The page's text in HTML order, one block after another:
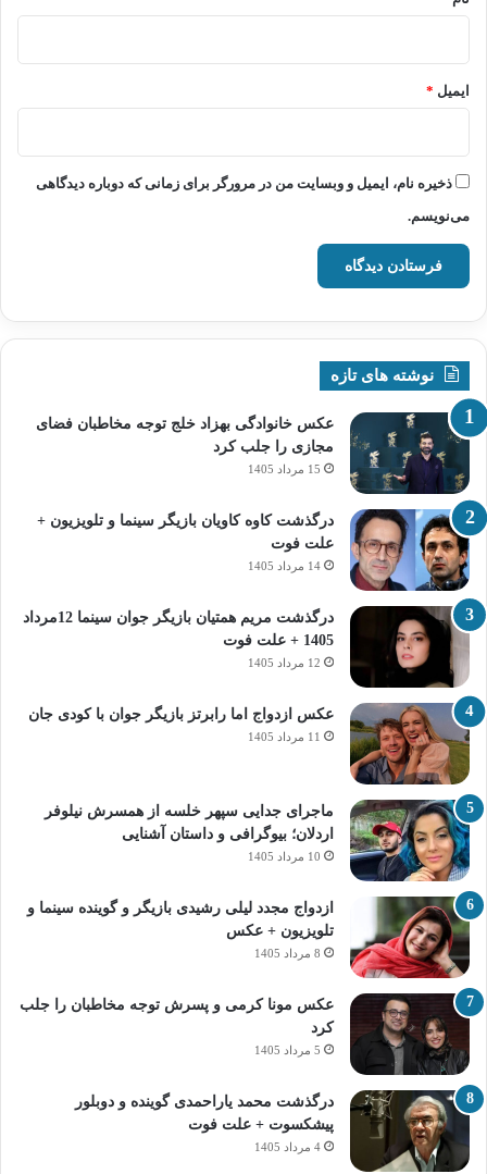
ایمیل *
ذخیره نام، ایمیل و وبسایت من در مرورگر برای زمانی که دوباره دیدگاهی
می‌نویسم.
نوشته های تازه
عکس خانوادگی بهزاد خلج توجه مخاطبان فضای
مجازی را جلب کرد
15 مرداد 1405
درگذشت کاوه کاویان بازیگر سینما و تلویزیون +
علت فوت
14 مرداد 1405
درگذشت مریم همتیان بازیگر جوان سینما 12مرداد
1405 + علت فوت
12 مرداد 1405
عکس ازدواج اما رابرتز بازیگر جوان با کودی جان
11 مرداد 1405
ماجرای جدایی سپهر خلسه از همسرش نیلوفر
اردلان؛ بیوگرافی و داستان آشنایی
10 مرداد 1405
ازدواج مجدد لیلی رشیدی بازیگر و گوینده سینما و
تلویزیون + عکس
8 مرداد 1405
عکس مونا کرمی و پسرش توجه مخاطبان را جلب
کرد
5 مرداد 1405
درگذشت محمد یاراحمدی گوینده و دوبلور
پیشکسوت + علت فوت
4 مرداد 1405